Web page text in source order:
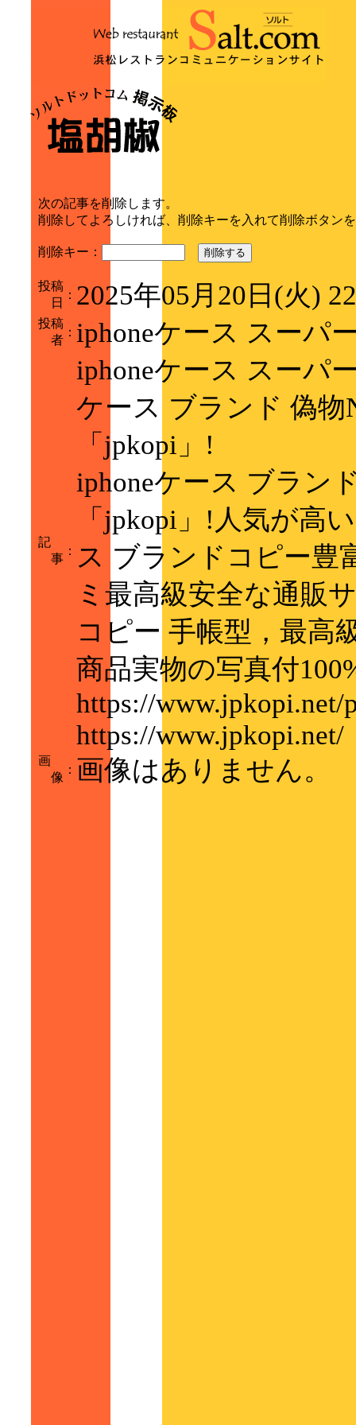
次の記事を削除します。
削除してよろしければ、削除キーを入れて削除ボタン
削除キー： 削除する
投稿
日
： 2025年05月20日(火)
投稿
者
： iphoneケース スーパ
記
事
：
iphoneケース スーパ
ケース ブランド 偽
「jpkopi」!
iphoneケース ブラン
「jpkopi」!人気が高
ス ブランドコピー豊
ミ最高級安全な通販
コピー 手帳型，最高
商品実物の写真付
https://www.jpkopi.net/
https://www.jpkopi.net/
画
像
： 画像はありません。